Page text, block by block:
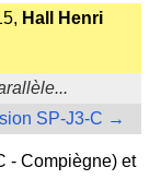
Hall Henri
SP-J3-C →
- Compiègne) et